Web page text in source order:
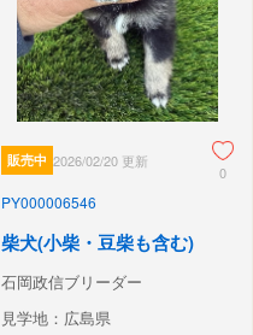
販売中 2026/02/20 更新
0
PY000006546
柴犬(小柴・豆柴も含む)
石岡政信ブリーダー
見学地：広島県